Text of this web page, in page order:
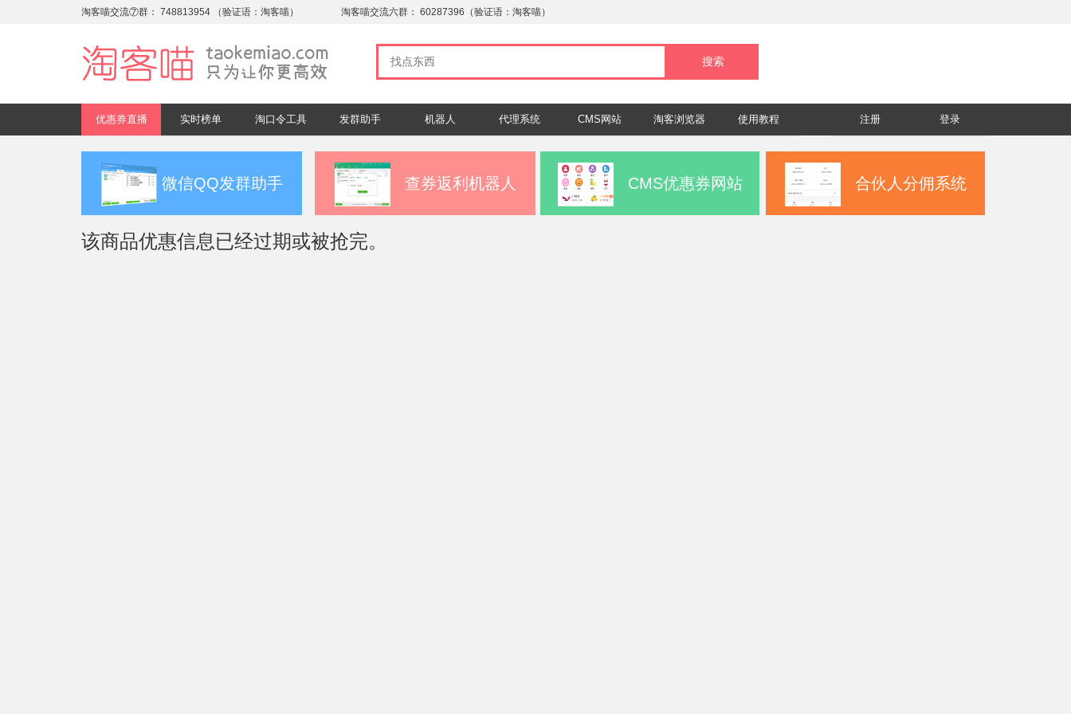
淘客喵交流⑦群： 748813954 （验证语：淘客喵） 淘客喵交流六群： 60287396 （验证语：淘客喵）
优惠券直播 实时榜单 淘口令工具 发群助手 机器人 代理系统 CMS网站 淘客浏览器 使用教程 注册 登录
微信QQ发群助手 查券返利机器人 CMS优惠券网站 合伙人分佣系统
该商品优惠信息已经过期或被抢完。